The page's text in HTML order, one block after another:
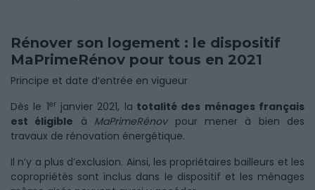
Rénover son logement : le dispositif
MaPrimeRénov pour tous en 2021
Principe et date d’entrée en vigueur
Dès le 1erjanvier 2021, la totalité des ménages français
est éligible à MaPrimeRénovpour mener à bien des
travaux de rénovation énergétique.
Il n’y a plus d’exclusion. Ainsi, les propriétaires bailleurs et les
copropriétés sont inclus dans le dispositif et les ménages